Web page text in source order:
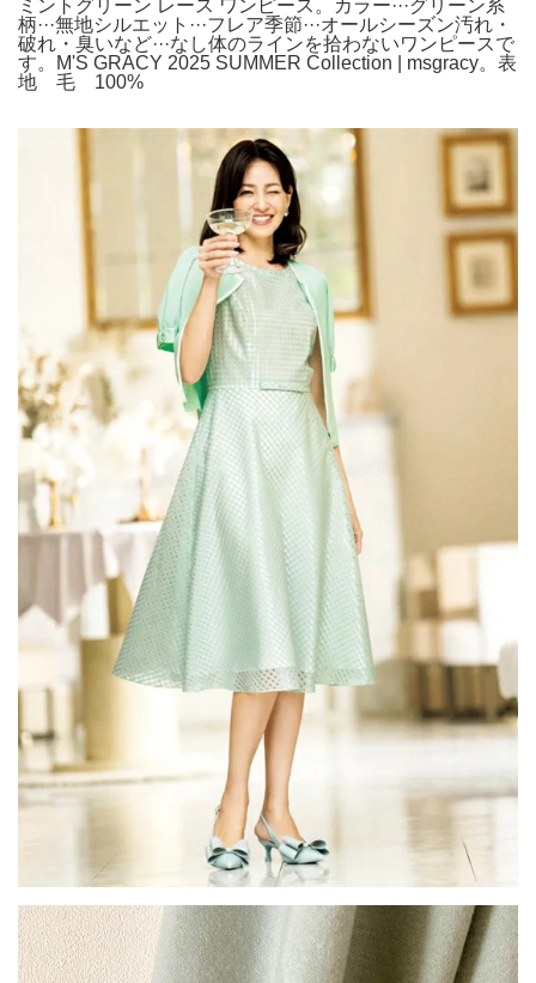
ミントグリーン レース ワンピース。カラー···グリーン系
柄···無地シルエット···フレア季節···オールシーズン汚れ・
破れ・臭いなど···なし体のラインを拾わないワンピースで
す。M'S GRACY 2025 SUMMER Collection | msgracy。表
地 毛 100%